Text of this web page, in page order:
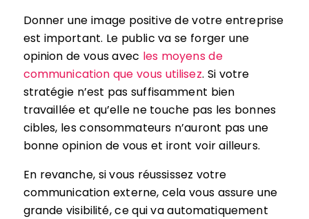
Donner une image positive de votre entreprise
est important. Le public va se forger une
opinion de vous avec les moyens de
communication que vous utilisez. Si votre
stratégie n’est pas suffisamment bien
travaillée et qu’elle ne touche pas les bonnes
cibles, les consommateurs n’auront pas une
bonne opinion de vous et iront voir ailleurs.
En revanche, si vous réussissez votre
communication externe, cela vous assure une
grande visibilité, ce qui va automatiquement